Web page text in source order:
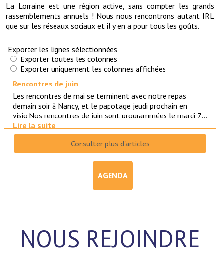
La Lorraine est une région active, sans compter les grands
rassemblements annuels ! Nous nous rencontrons autant IRL
que sur les réseaux sociaux et il y en a pour tous les goûts.
AGENDA
NOUS REJOINDRE